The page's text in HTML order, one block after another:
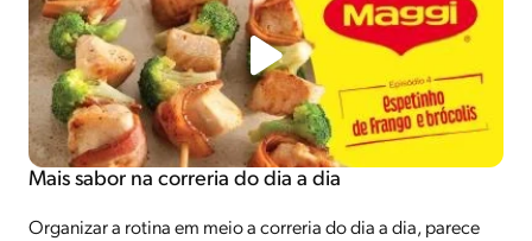
Mais sabor na correria do dia a dia
Organizar a rotina em meio a correria do dia a dia, parece